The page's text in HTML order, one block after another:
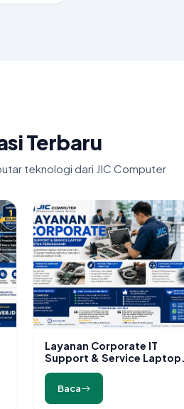
Terbaru
teknologi dari JIC Computer
Layanan Corporate IT
Support & Service Laptop
Perusahaan Jakarta Selatan
Baca